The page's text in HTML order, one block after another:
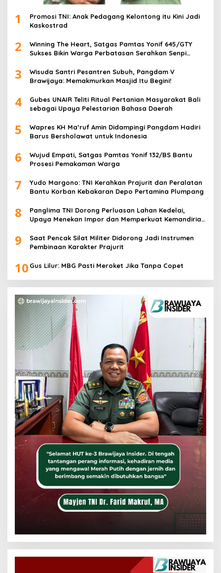
1
Promosi TNI: Anak Pedagang Kelontong itu Kini Jadi
Kaskostrad
2
Winning The Heart, Satgas Pamtas Yonif 645/GTY
Sukses Bikin Warga Perbatasan Serahkan Senpi
3
Wisuda Santri Pesantren Subuh, Pangdam V
Brawijaya: Memakmurkan Masjid Itu Begini!
4
Gubes UNAIR Teliti Ritual Pertanian Masyarakat Bali
sebagai Upaya Pelestarian Bahasa Daerah
5
Wapres KH Ma’ruf Amin Didampingi Pangdam Hadiri
Barus Bersholawat untuk Indonesia
6
Wujud Empati, Satgas Pamtas Yonif 132/BS Bantu
Prosesi Pemakaman Warga
7
Yudo Margono: TNI Kerahkan Prajurit dan Peralatan
Bantu Korban Kebakaran Depo Pertamina Plumpang
8
Panglima TNI Dorong Perluasan Lahan Kedelai,
Upaya Menekan Impor dan Memperkuat Kemandirian
9
Saat Pencak Silat Militer Didorong Jadi Instrumen
Pembinaan Karakter Prajurit
10 Gus Lilur: MBG Pasti Meroket Jika Tanpa Copet